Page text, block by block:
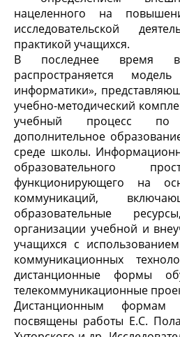
нацеленного на
исследовательской
практикой учащихся.
В последнее время
распространяется
информатики»,
учебно-методический
учебный процесс
дополнительное
среде школы.
образовательного
функционирующего на
коммуникаций,
образовательные
организации учебной и
учащихся с
коммуникационных
дистанционные формы
телекоммуникационные
Дистанционным
посвящены работы Е.С.